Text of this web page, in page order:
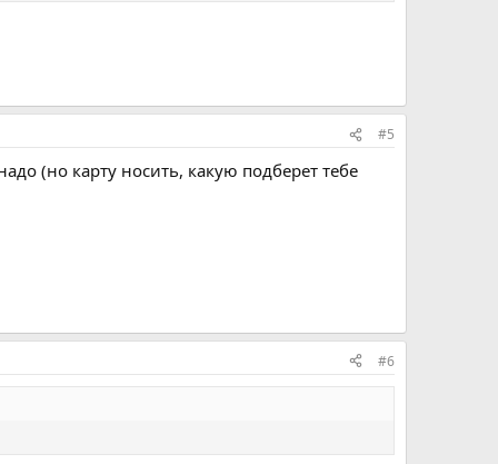
#5
(но карту носить, какую подберет тебе
#6